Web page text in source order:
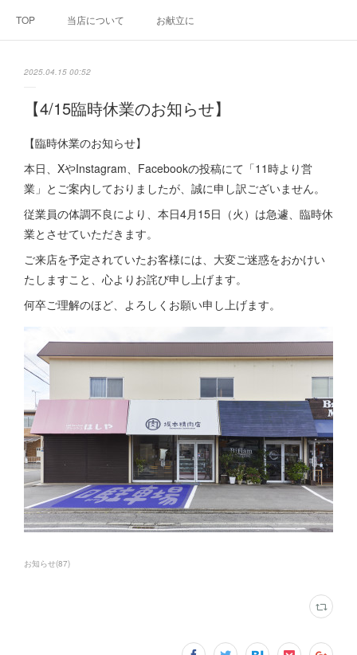
TOP 当店について お献立に
2025.04.15 00:52
【4/15臨時休業のお知らせ】
【臨時休業のお知らせ】
本日、XやInstagram、Facebookの投稿にて「11時より営
業」とご案内しておりましたが、誠に申し訳ございません。
従業員の体調不良により、本日4月15日（火）は急遽、臨時休
業とさせていただきます。
ご来店を予定されていたお客様には、大変ご迷惑をおかけい
たしますこと、心よりお詫び申し上げます。
何卒ご理解のほど、よろしくお願い申し上げます。
お知らせ(87)